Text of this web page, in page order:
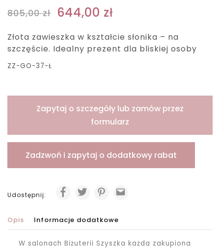
805,00zł 644,00 zł
Złota zawieszka w kształcie słonika – na
szczęście. Idealny prezent dla bliskiej osoby
ZZ-GO-37-Ł
Zapytaj o szczegóły lub zamów przez
formularz
Zadzwoń i zapytaj o dodatkowy rabat
Udostępnij:
Opis Informacje dodatkowe
W salonach Biżuterii Szyszka każda zakupiona